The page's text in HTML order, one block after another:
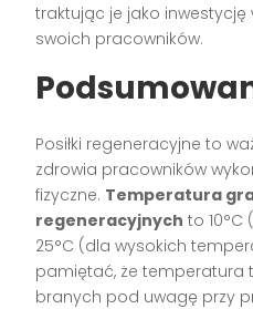
traktując je jako inwestycję
swoich pracowników.
Posiłki regeneracyjne to
zdrowia pracowników
fizyczne. Temperatura
regeneracyjnych to
25°C (dla wysokich
pamiętać, że temperatura
branych pod uwagę przy